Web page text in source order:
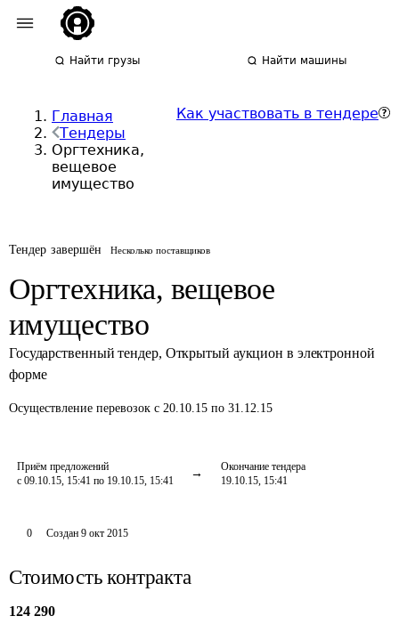
Найти грузы Найти машины
Главная
Тендеры
Оргтехника,
вещевое
имущество
Как участвовать в тендере
Тендер завершён Несколько поставщиков
Оргтехника, вещевое
имущество
Государственный тендер, Открытый аукцион в электронной
форме
Осуществление перевозок с 20.10.15 по 31.12.15
Приём предложений
с 09.10.15, 15:41 по 19.10.15, 15:41
Окончание тендера
19.10.15, 15:41
0 Создан 9 окт 2015
Стоимость контракта
124 290